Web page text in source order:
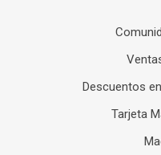
Descuentos
Tarjeta